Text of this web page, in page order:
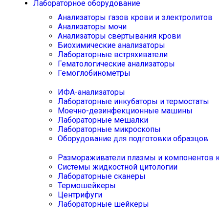
Лабораторное оборудование
Анализаторы газов крови и электролитов
Анализаторы мочи
Анализаторы свёртывания крови
Биохимические анализаторы
Лабораторные встряхиватели
Гематологические анализаторы
Гемоглобинометры
ИФА-анализаторы
Лабораторные инкубаторы и термостаты
Моечно-дезинфекционные машины
Лабораторные мешалки
Лабораторные микроскопы
Оборудование для подготовки образцов
Размораживатели плазмы и компонентов
Системы жидкостной цитологии
Лабораторные сканеры
Термошейкеры
Центрифуги
Лабораторные шейкеры